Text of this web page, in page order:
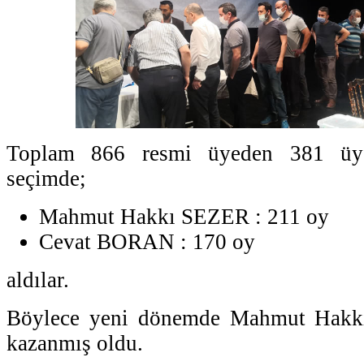
Toplam 866 resmi üyeden 381
seçimde;
Mahmut Hakkı SEZER : 211 oy
Cevat BORAN : 170 oy
aldılar.
Böylece yeni dönemde Mahmut
kazanmış oldu.